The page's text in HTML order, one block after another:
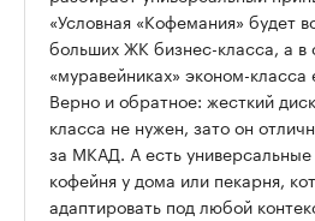
«Условная «Кофемания» будет
больших ЖК бизнес-класса, а в
«муравейниках» эконом-класса
Верно и обратное: жесткий
класса не нужен, зато он
за МКАД. А есть
кофейня у дома или пекарня,
адаптировать под любой